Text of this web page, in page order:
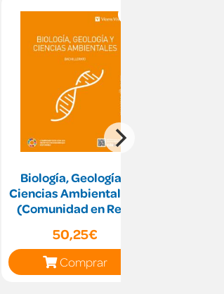
Biología, Geología y
Ciencias Ambientales 1
(Comunidad en Red)
50,25€
Comprar